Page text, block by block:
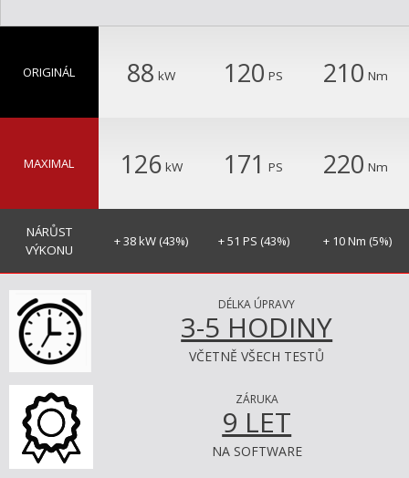
ORIGINÁL 88 kW 120 PS 210 Nm
MAXIMAL 126 kW 171 PS 220 Nm
NÁRŮST
VÝKONU
+ 38 kW (43%) + 51 PS (43%) + 10 Nm (5%)
DÉLKA ÚPRAVY
3-5 HODINY
VČETNĚ VŠECH TESTŮ
ZÁRUKA
9 LET
NA SOFTWARE